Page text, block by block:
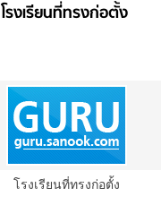
โรงเรียนที่ทรงก่อตั้ง
โรงเรียนที่ทรงก่อตั้ง